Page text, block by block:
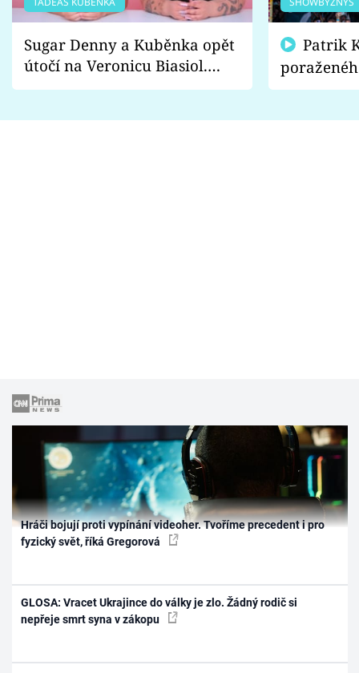
Sugar Denny a Kuběnka opět
útočí na Veronicu Biasiol.
Proč je podle nich falešná a
fanoušci
Hráči bojují proti vypínání videoher. Tvoříme precedent i pro
fyzický svět, říká Gregorová
GLOSA: Vracet Ukrajince do války je zlo. Žádný rodič si
nepřeje smrt syna v zákopu